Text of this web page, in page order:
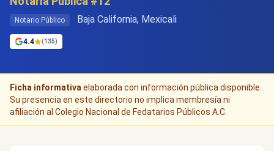
Notario Público Baja California, Mexicali
4.4 (135)
Ficha informativa elaborada con información pública disponible.
Su presencia en este directorio no implica membresía ni
afiliación al Colegio Nacional de Fedatarios Públicos A.C.